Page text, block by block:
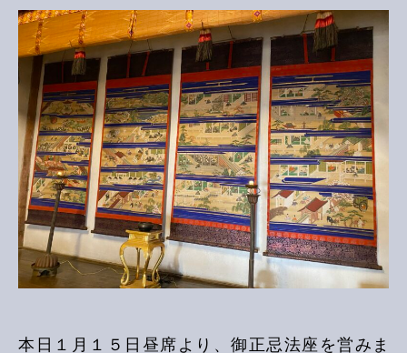
法
座
に
つ
い
て
へ
の
本日１月１５日昼席より、御正忌法座を営みま